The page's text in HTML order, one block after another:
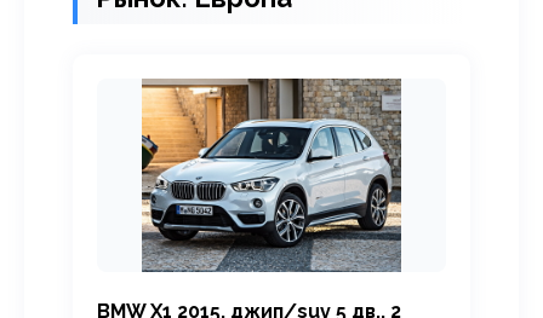
BMW X1 2015, джип/suv 5 дв., 2